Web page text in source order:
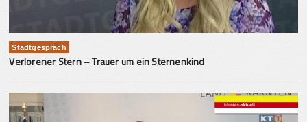
Stadtgespräch
Verlorener Stern – Trauer um ein Sternenkind